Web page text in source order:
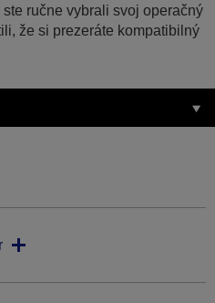
ručne vybrali svoj operačný
že si prezeráte kompatibilný